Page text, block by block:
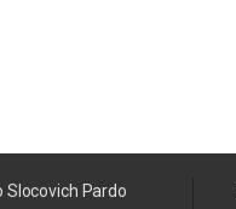
Slocovich Pardo